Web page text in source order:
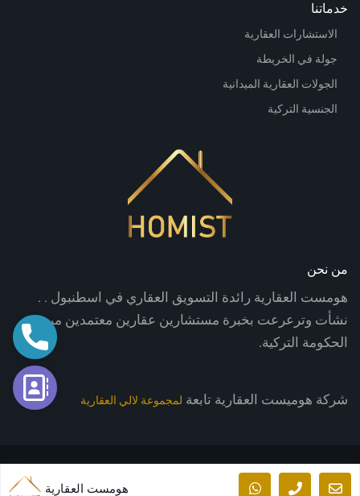
خدماتنا
الاستشارات العقارية
جولة في الخريطة
الجولات العقارية الميدانية
الجنسية التركية
من نحن
هومست العقارية رائدة التسويق العقاري في اسطنبول . .
نشأت وترعرعت بخبرة مستشارين عقارين معتمدين من
الحكومة التركية.
شركة هوميست العقارية تابعة لمجموعة لالي العقارية
© جميع الحقوق محفوظة -مجموعة لالي العقارية
هومست العقارية
اتصال
فورم